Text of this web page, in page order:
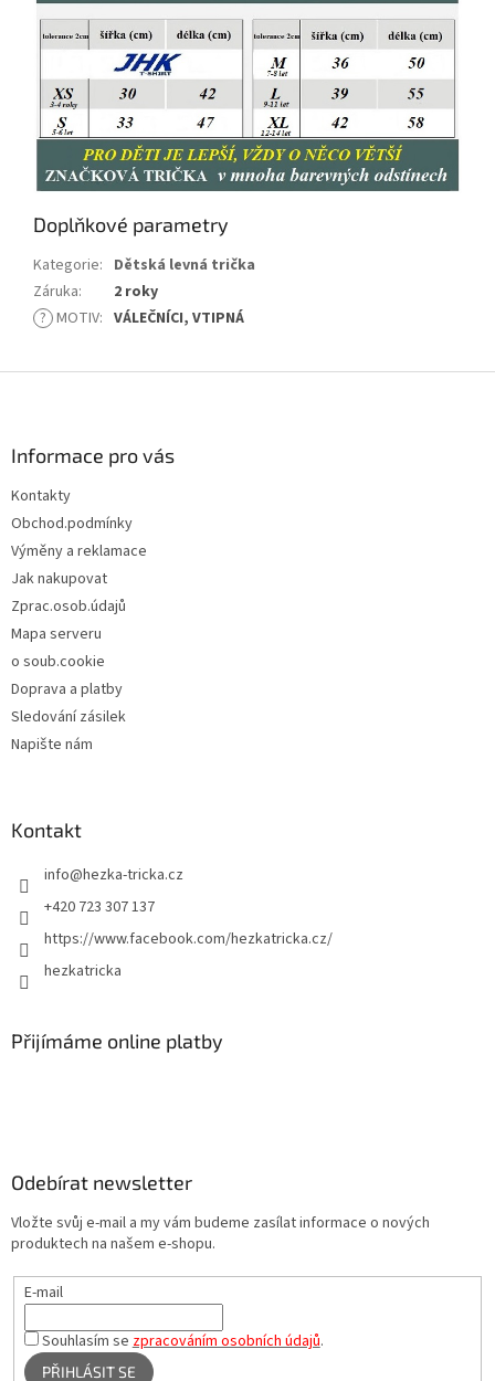
Doplňkové parametry
Kategorie: Dětská levná trička
Záruka:
2 roky
? MOTIV: VÁLEČNÍCI, VTIPNÁ
Informace pro vás
Kontakty
Obchod.podmínky
Výměny a reklamace
Jak nakupovat
Zprac.osob.údajů
Mapa serveru
o soub.cookie
Doprava a platby
Sledování zásilek
Napište nám
Kontakt
info@hezka-tricka.cz
+420 723 307 137
https://www.facebook.com/hezkatricka.cz/
hezkatricka
Přijímáme online platby
Odebírat newsletter
Vložte svůj e-mail a my vám budeme zasílat informace o nových
produktech na našem e-shopu.
E-mail
Souhlasím se zpracováním osobních údajů.
PŘIHLÁSIT SE